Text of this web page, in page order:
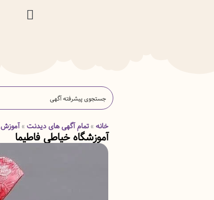
خانه » تمام آگهی های دیدنت » آموزش
آموزشگاه خیاطی فاطیما